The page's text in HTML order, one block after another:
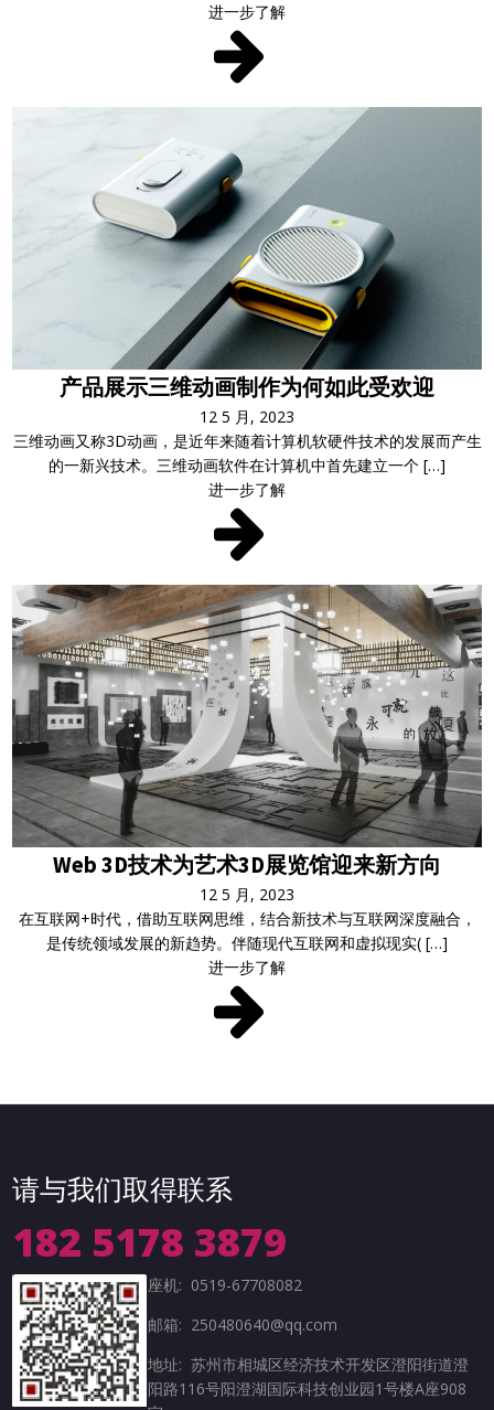
进一步了解
产品展示三维动画制作为何如此受欢迎
12 5 月, 2023
三维动画又称3D动画，是近年来随着计算机软硬件技术的发展而产生
的一新兴技术。三维动画软件在计算机中首先建立一个 […]
进一步了解
Web 3D技术为艺术3D展览馆迎来新方向
12 5 月, 2023
在互联网+时代，借助互联网思维，结合新技术与互联网深度融合，
是传统领域发展的新趋势。伴随现代互联网和虚拟现实( […]
进一步了解
请与我们取得联系
182 5178 3879
座机: 0519-67708082
邮箱: 250480640@qq.com
地址: 苏州市相城区经济技术开发区澄阳街道澄
阳路116号阳澄湖国际科技创业园1号楼A座908